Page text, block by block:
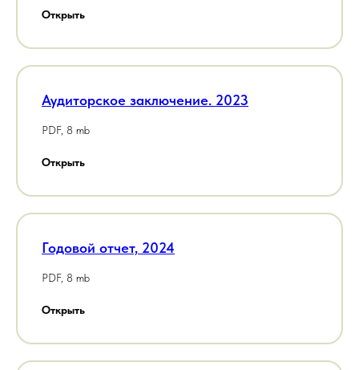
Открыть
Аудиторское заключение. 2023
PDF, 8 mb
Открыть
Годовой отчет, 2024
PDF, 8 mb
Открыть